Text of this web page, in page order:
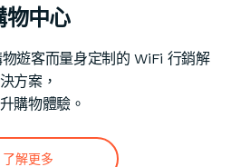
物中心
遊客而量身定制的 WiFi 行銷解
決方案，
購物體驗。
了解更多